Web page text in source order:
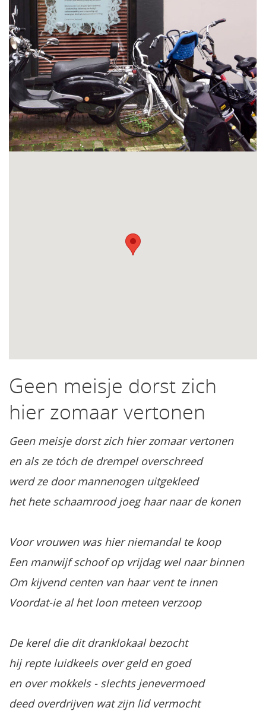
Geen meisje dorst zich
hier zomaar vertonen
Geen meisje dorst zich hier zomaar vertonen
en als ze tóch de drempel overschreed
werd ze door mannenogen uitgekleed
het hete schaamrood joeg haar naar de konen
Voor vrouwen was hier niemandal te koop
Een manwijf schoof op vrijdag wel naar binnen
Om kijvend centen van haar vent te innen
Voordat-ie al het loon meteen verzoop
De kerel die dit dranklokaal bezocht
hij repte luidkeels over geld en goed
en over mokkels - slechts jenevermoed
deed overdrijven wat zijn lid vermocht